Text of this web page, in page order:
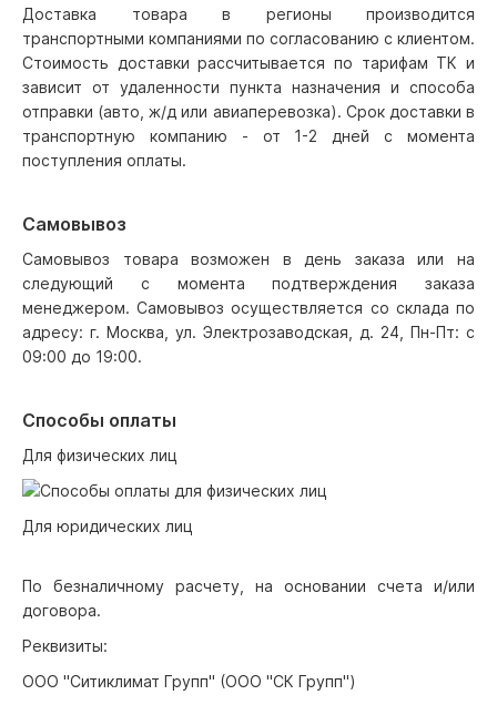
Доставка товара в регионы производится
транспортными компаниями по согласованию с клиентом.
Стоимость доставки рассчитывается по тарифам ТК и
зависит от удаленности пункта назначения и способа
отправки (авто, ж/д или авиаперевозка). Срок доставки в
транспортную компанию - от 1-2 дней с момента
поступления оплаты.
Самовывоз
Самовывоз товара возможен в день заказа или на
следующий с момента подтверждения заказа
менеджером. Самовывоз осуществляется со склада по
адресу: г. Москва, ул. Электрозаводская, д. 24, Пн-Пт: с
09:00 до 19:00.
Способы оплаты
Для физических лиц
Для юридических лиц
По безналичному расчету, на основании счета и/или
договора.
Реквизиты:
ООО "Ситиклимат Групп" (ООО "СК Групп")